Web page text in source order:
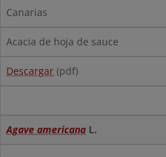
Canarias
Acacia de hoja de sauce
Descargar (pdf)
Agave americana L.